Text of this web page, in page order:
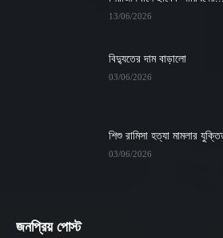
13/06/2026
বিদ্যুতের দাম বাড়ালো
03/06/2026
শিশু রামিসা হত্যা মামলার
03/06/2026
জনপ্রিয় পোস্ট